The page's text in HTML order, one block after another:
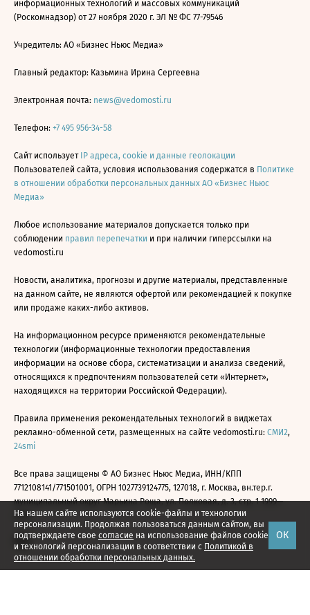
На нашем сайте используются cookie-файлы и технологии
персонализации. Продолжая пользоваться данным сайтом, вы
подтверждаете свое согласие на использование файлов cookie
и технологий персонализации в соответствии с Политикой в
отношении обработки персональных данных.
ОК
информационных технологий и массовых коммуникаций
(Роскомнадзор) от 27 ноября 2020 г. ЭЛ № ФС 77-79546
Учредитель: АО «Бизнес Ньюс Медиа»
Главный редактор: Казьмина Ирина Сергеевна
Электронная почта: news@vedomosti.ru
Телефон: +7 495 956-34-58
Сайт использует IP адреса, cookie и данные геолокации
Пользователей сайта, условия использования содержатся в Политике
в отношении обработки персональных данных АО «Бизнес Ньюс
Медиа»
Любое использование материалов допускается только при
соблюдении правил перепечатки и при наличии гиперссылки на
vedomosti.ru
Новости, аналитика, прогнозы и другие материалы, представленные
на данном сайте, не являются офертой или рекомендацией к покупке
или продаже каких-либо активов.
На информационном ресурсе применяются рекомендательные
технологии (информационные технологии предоставления
информации на основе сбора, систематизации и анализа сведений,
относящихся к предпочтениям пользователей сети «Интернет»,
находящихся на территории Российской Федерации).
Правила применения рекомендательных технологий в виджетах
рекламно-обменной сети, размещенных на сайте vedomosti.ru: СМИ2,
24smi
Все права защищены © АО Бизнес Ньюс Медиа, ИНН/КПП
7712108141/771501001, ОГРН 1027739124775, 127018, г. Москва, вн.тер.г.
муниципальный округ Марьина Роща, ул. Полковая, д. 3, стр. 1 1999—
2026